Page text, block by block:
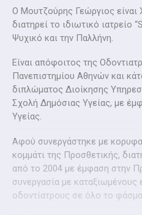
Ο Μουτζούρης Γεώργιος είναι
διατηρεί το ιδιωτικό ιατρείο
Ψυχικό και την Παλλήνη.
Είναι απόφοιτος της
Πανεπιστημίου Αθηνών και
διπλώματος Διοίκησης
Σχολή Δημόσιας Υγείας, με
Υγείας.
Αφού συνεργάστηκε με
κομμάτι της Προσθετικής,
από το 2004 με έμφαση στην
συνεργασία με καταξιωμένους
οδοντίατρους σε όλο το